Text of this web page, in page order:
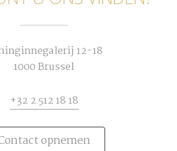
12-18
1000 Brussel
+32 2 512 18 18
opnemen